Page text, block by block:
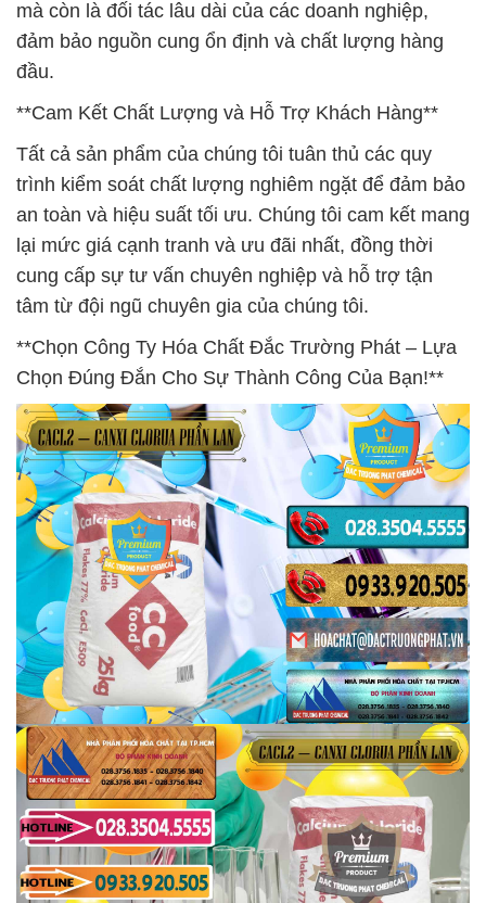
mà còn là đối tác lâu dài của các doanh nghiệp,
đảm bảo nguồn cung ổn định và chất lượng hàng
đầu.
**Cam Kết Chất Lượng và Hỗ Trợ Khách Hàng**
Tất cả sản phẩm của chúng tôi tuân thủ các quy
trình kiểm soát chất lượng nghiêm ngặt để đảm bảo
an toàn và hiệu suất tối ưu. Chúng tôi cam kết mang
lại mức giá cạnh tranh và ưu đãi nhất, đồng thời
cung cấp sự tư vấn chuyên nghiệp và hỗ trợ tận
tâm từ đội ngũ chuyên gia của chúng tôi.
**Chọn Công Ty Hóa Chất Đắc Trường Phát – Lựa
Chọn Đúng Đắn Cho Sự Thành Công Của Bạn!**